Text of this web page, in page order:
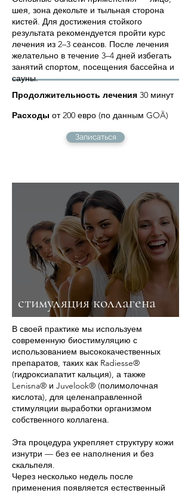
Продолжительность лечения 30 минут
Расходы от 200 евро (по данным GOÄ)
Записаться
стимуляция коллагена
шея, зона декольте и тыльная сторона
кистей. Для достижения стойкого
результата рекомендуется пройти курс
лечения из 2–3 сеансов. После лечения
желательно в течение 3–4 дней избегать
занятий спортом, посещения бассейна и
сауны.
В своей практике мы используем
современную биостимуляцию с
использованием высококачественных
препаратов, таких как Radiesse®
(гидроксиапатит кальция), а также
Lenisna® и Juvelook® (полимолочная
кислота), для целенаправленной
стимуляции выработки организмом
собственного коллагена.
Эта процедура укрепляет структуру кожи
изнутри — без ее наполнения и без
скальпеля.
Через несколько недель после
применения появляется естественный